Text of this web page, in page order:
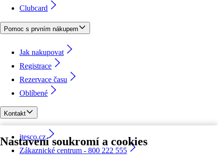
Nastavení soukromí a cookies
Clubcard
Pomoc s prvním nákupem
Jak nakupovat
Registrace
Rezervace času
Oblíbené
Kontakt
itesco.cz
Zákaznické centrum - 800 222 555